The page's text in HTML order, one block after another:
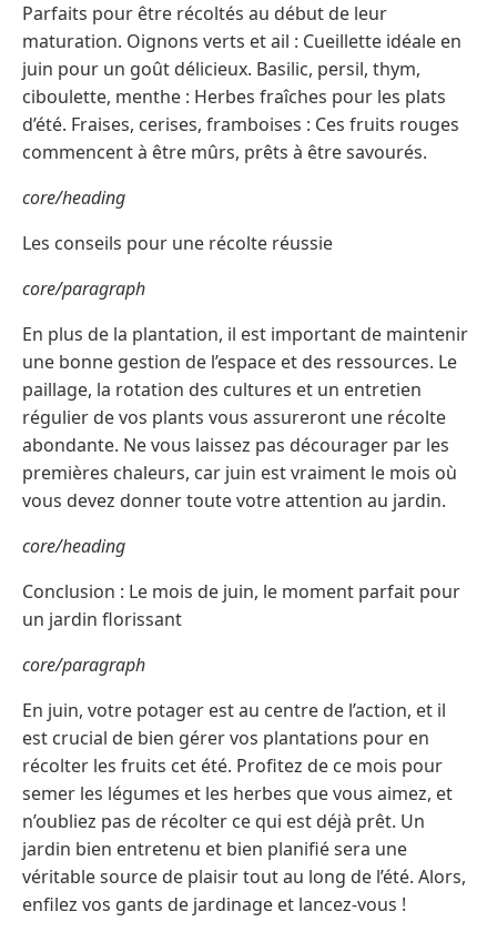
Parfaits pour être récoltés au début de leur
maturation. Oignons verts et ail : Cueillette idéale en
juin pour un goût délicieux. Basilic, persil, thym,
ciboulette, menthe : Herbes fraîches pour les plats
d’été. Fraises, cerises, framboises : Ces fruits rouges
commencent à être mûrs, prêts à être savourés.
core/heading
Les conseils pour une récolte réussie
core/paragraph
En plus de la plantation, il est important de maintenir
une bonne gestion de l’espace et des ressources. Le
paillage, la rotation des cultures et un entretien
régulier de vos plants vous assureront une récolte
abondante. Ne vous laissez pas décourager par les
premières chaleurs, car juin est vraiment le mois où
vous devez donner toute votre attention au jardin.
core/heading
Conclusion : Le mois de juin, le moment parfait pour
un jardin florissant
core/paragraph
En juin, votre potager est au centre de l’action, et il
est crucial de bien gérer vos plantations pour en
récolter les fruits cet été. Profitez de ce mois pour
semer les légumes et les herbes que vous aimez, et
n’oubliez pas de récolter ce qui est déjà prêt. Un
jardin bien entretenu et bien planifié sera une
véritable source de plaisir tout au long de l’été. Alors,
enfilez vos gants de jardinage et lancez-vous !